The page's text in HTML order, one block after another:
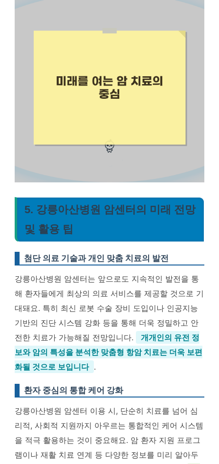
5. 강릉아산병원 암센터의 미래 전망
및 활용 팁
첨단 의료 기술과 개인 맞춤 치료의 발전
강릉아산병원 암센터는 앞으로도 지속적인 발전을 통
해 환자들에게 최상의 의료 서비스를 제공할 것으로 기
대돼요. 특히 최신 로봇 수술 장비 도입이나 인공지능
기반의 진단 시스템 강화 등을 통해 더욱 정밀하고 안
전한 치료가 가능해질 전망입니다.
개개인의 유전 정
보와 암의 특성을 분석한 맞춤형 항암 치료는 더욱 보편
화될 것으로 보입니다 .
환자 중심의 통합 케어 강화
강릉아산병원 암센터 이용 시, 단순히 치료를 넘어 심
리적, 사회적 지원까지 아우르는 통합적인 케어 시스템
을 적극 활용하는 것이 중요해요. 암 환자 지원 프로그
램이나 재활 치료 연계 등 다양한 정보를 미리 알아두